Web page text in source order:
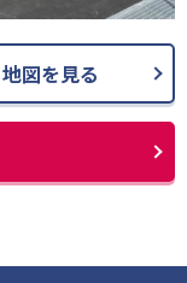
地図を見る